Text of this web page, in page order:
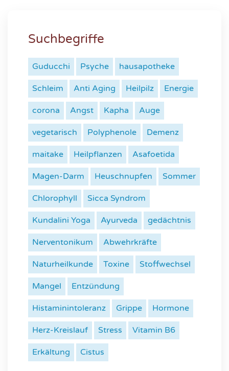
Suchbegriffe
Guducchi Psyche hausapotheke
Schleim Anti Aging Heilpilz Energie
corona Angst Kapha Auge
vegetarisch Polyphenole Demenz
maitake Heilpflanzen Asafoetida
Magen-Darm Heuschnupfen Sommer
Chlorophyll Sicca Syndrom
Kundalini Yoga Ayurveda gedächtnis
Nerventonikum Abwehrkräfte
Naturheilkunde Toxine Stoffwechsel
Mangel Entzündung
Histaminintoleranz Grippe Hormone
Herz-Kreislauf Stress Vitamin B6
Erkältung Cistus